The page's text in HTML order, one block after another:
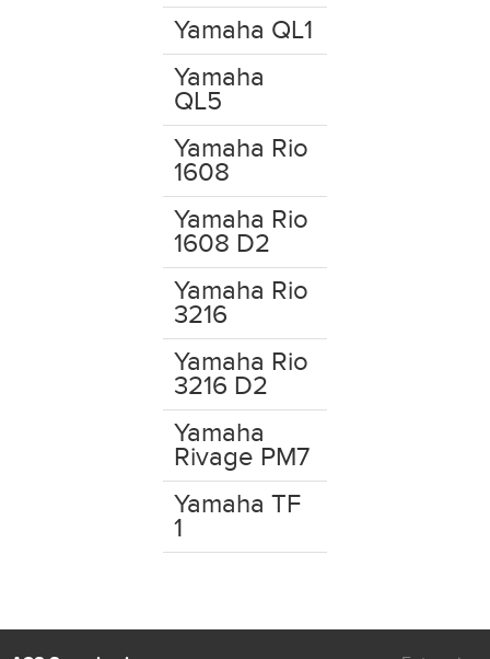
Yamaha QL1
Yamaha
QL5
Yamaha Rio
1608
Yamaha Rio
1608 D2
Yamaha Rio
3216
Yamaha Rio
3216 D2
Yamaha
Rivage PM7
Yamaha TF
1